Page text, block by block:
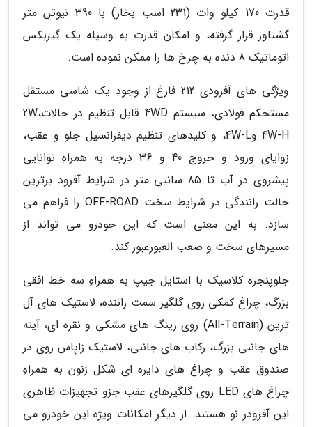
قدرت 170 کیلو وات (231 اسب بخار) با 390 نیوتن متر
گشتاور قرار گرفته، و امکان قدرت به وسیله یک گیربکس
اتوماتیک 8 دنده به چرخ ها را ممکن نموده است.
ویژگی های آفرودی 212 فارغ از وجود یک شاسی مستقل
مستحکم فولادی، سیستم 4WD قابل تنظیم در حالات2W،
4W-H و4W-L، و کلیدهای تنظیم دیفرانسیل جلو و عقب،
زوایای ورود و خروج 40 و 36 درجه به همراهِ توانایی
پیشروی در آب تا 85 سانتی متر در شرایط آفرود برترین
حالت رانندگی در شرایط سخت OFF-ROAD را فراهم می
سازد. به این معنی است که این خودرو می تواند از
مسیرهای سخت و صعب العبورعبور کند.
جلوپنجره کلاسیک با استایل جیپ به همراهِ سه خط افقی
بزرگ، چراغ کمکی روی گلگیر سمت راننده، لاستیک های آل
ترین (All-Terrain) روی رینگ های مشکی و نقره ای، آینه
های جانبی بزرگ، رکاب های جانبی، لاستیک زاپاس روی در
صندوق عقب و چراغ های دایره ای شکل زنون به همراهِ
چراغ های LED روی گلگیرهای عقب جزو تجهیزات ظاهری
این آفرودر نو هستند. از دیگر امکانات ویژه این خودرو می